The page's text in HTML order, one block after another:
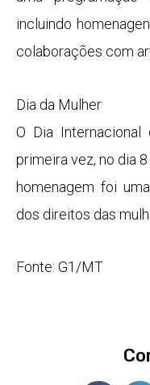
incluindo
colaborações com
Dia da Mulher
O Dia
primeira vez, no dia
homenagem foi
dos direitos das
Fonte: G1/MT